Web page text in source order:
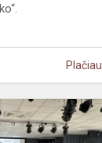
Plačiau